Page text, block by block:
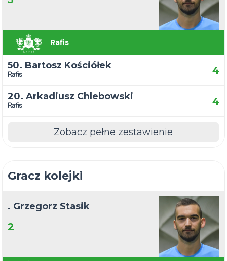
Rafis
50. Bartosz Kościółek
Rafis 4
20. Arkadiusz Chlebowski
Rafis 4
Zobacz pełne zestawienie
Gracz kolejki
. Grzegorz Stasik
2